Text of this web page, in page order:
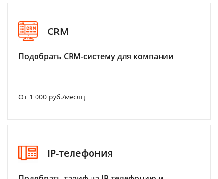
CRM
Подобрать CRM-систему для компании
От 1 000 руб./месяц
IP-телефония